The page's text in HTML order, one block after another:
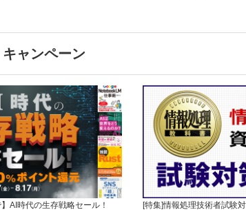
ャンペーン
AI時代の生存戦略セール！
[特集]情報処理技術者試験